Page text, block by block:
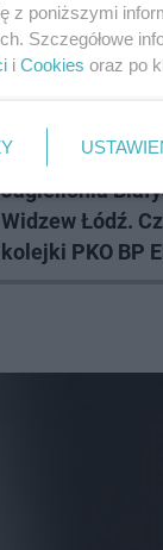
SPORT
Jagiellonia
Widzew Łódź.
kolejki PKO BP
z poniższymi
Szczegółowe
i Cookies oraz po